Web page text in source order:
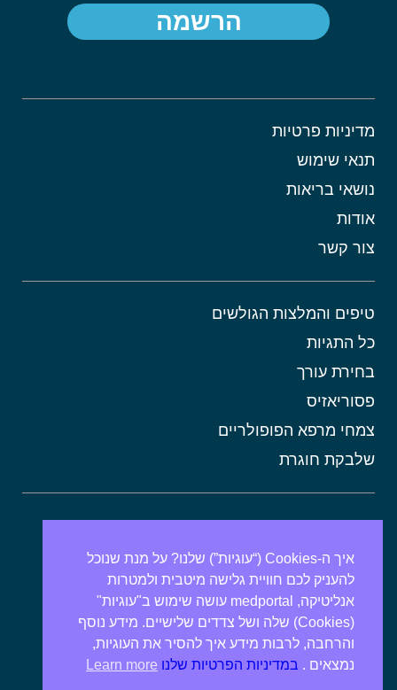
מדיניות פרטיות
תנאי שימוש
נושאי בריאות
אודות
צור קשר
טיפים והמלצות הגולשים
כל התגיות
בחירת עורך
פסוריאזיס
צמחי מרפא הפופולריים
שלבקת חוגרת
אורטיקריה
מתכונים בריאים
אבנים בכיס המרה
מרולה
מורינגה
אלוורה
הרשמה
איך ה-Cookies (“עוגיות”) שלנו? על מנת שנוכל
להעניק לכם חוויית גלישה מיטבית ולמטרות
אנליטיקה, medportal עושה שימוש ב"עוגיות"
(Cookies) שלה ושל צדדים שלישיים. מידע נוסף
והרחבה, לרבות מידע איך להסיר את העוגיות,
נמצאים . במדיניות הפרטיות שלנו Learn more